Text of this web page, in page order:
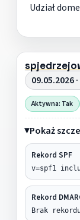
Udział
09.05.2026
Aktywna: Tak
Pokaż
Rekord SPF
v=spf1
Rekord
Brak